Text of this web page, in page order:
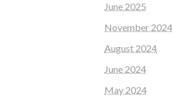
June 2025
November 2024
August 2024
June 2024
May 2024